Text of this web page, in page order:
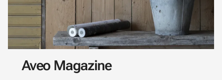
Aveo Magazine